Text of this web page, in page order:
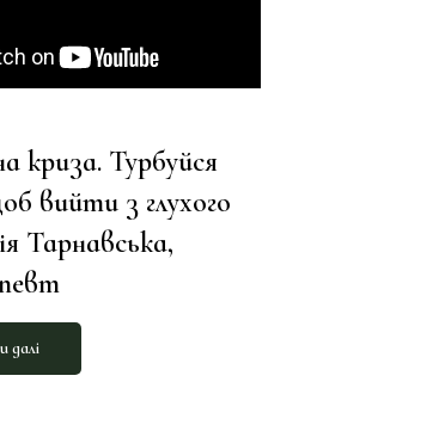
криза. Турбуйся
вийти з глухого
Тарнавська,